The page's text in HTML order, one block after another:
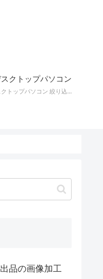
スクトップパソコン
デスクトップパソコン 絞り込み デスクトップPCの最新モデルやスペック・仕様に関する情報。
品の画像加工